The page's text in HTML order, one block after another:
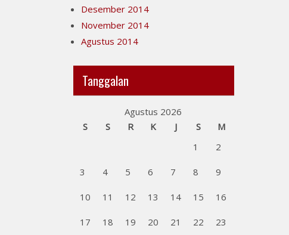
Desember 2014
November 2014
Agustus 2014
Tanggalan
Agustus 2026
S
S R K J S
M
1
2
3 4 5 6 7 8 9
10 11 12 13 14 15 16
17 18 19 20 21 22 23